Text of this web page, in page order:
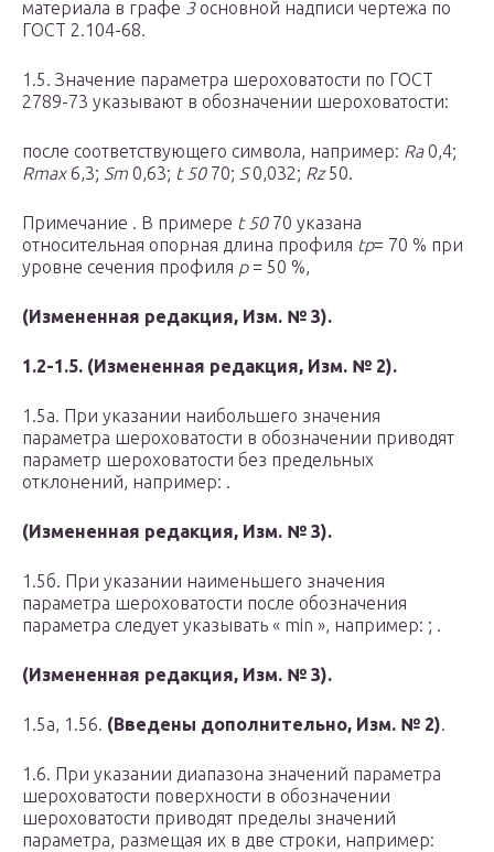
материала в графе 3основной надписи чертежа по
ГОСТ 2.104-68.
1.5. Значение параметра шероховатости по ГОСТ
2789-73 указывают в обозначении шероховатости:
после соответствующего символа, например: Ra0,4;
Rmax6,3; Sm 0,63; t 5070; S0,032; Rz50.
Примечание . В примере t 5070 указана
относительная опорная длина профиля tp= 70 % при
уровне сечения профиля р= 50 %,
(Измененная редакция, Изм. № 3).
1.2-1.5. (Измененная редакция, Изм. № 2).
1.5а. При указании наибольшего значения
параметра шероховатости в обозначении приводят
параметр шероховатости без предельных
отклонений, например: .
(Измененная редакция, Изм. № 3).
1.5б. При указании наименьшего значения
параметра шероховатости после обозначения
параметра следует указывать « min », например: ; .
(Измененная редакция, Изм. № 3).
1.5а, 1.56. (Введены дополнительно, Изм. № 2).
1.6. При указании диапазона значений параметра
шероховатости поверхности в обозначении
шероховатости приводят пределы значений
параметра, размещая их в две строки, например: